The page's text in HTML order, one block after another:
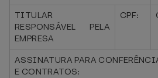
TITULAR
RESPONSÁVEL PELA
EMPRESA
CPF:
ASSINATURA PARA
E CONTRATOS: